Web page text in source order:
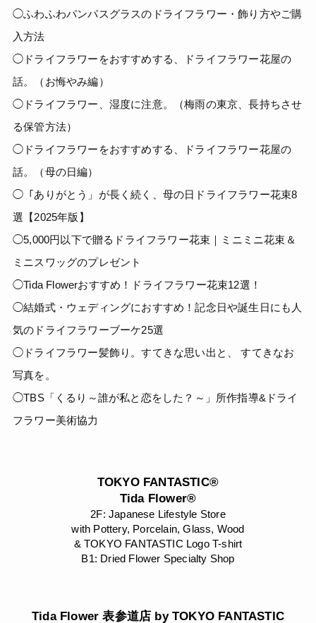
◯ふわふわパンパスグラスのドライフラワー・飾り方やご購
入方法
◯ドライフラワーをおすすめする、ドライフラワー花屋の
話。（お悔やみ編）
◯ドライフラワー、湿度に注意。（梅雨の東京、長持ちさせ
る保管方法）
◯ドライフラワーをおすすめする、ドライフラワー花屋の
話。（母の日編）
◯「ありがとう」が長く続く、母の日ドライフラワー花束8
選【2025年版】
◯5,000円以下で贈るドライフラワー花束｜ミニミニ花束＆
ミニスワッグのプレゼント
◯Tida Flowerおすすめ！ドライフラワー花束12選！
◯結婚式・ウェディングにおすすめ！記念日や誕生日にも人
気のドライフラワーブーケ25選
◯ドライフラワー髪飾り。すてきな思い出と、 すてきなお
写真を。
◯TBS「くるり～誰が私と恋をした？～」所作指導&ドライ
フラワー美術協力
TOKYO FANTASTIC®
Tida Flower®
2F: Japanese Lifestyle Store
with Pottery, Porcelain, Glass, Wood
& TOKYO FANTASTIC Logo T-shirt
B1: Dried Flower Specialty Shop
Tida Flower 表参道店 by TOKYO FANTASTIC